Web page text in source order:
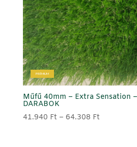
PRÉMIUM
Műfű 40mm – Extra Sensation
DARABOK
41.940 Ft – 64.308 Ft